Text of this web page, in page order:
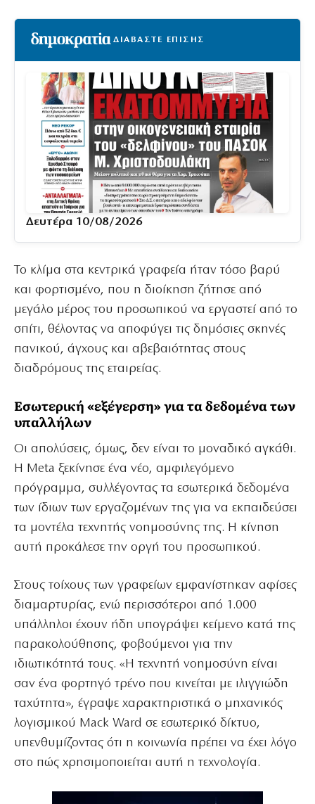
ΔΙΑΒΑΣΤΕ ΕΠΙΣΗΣ
Δευτέρα 10/08/2026
Το κλίμα στα κεντρικά γραφεία ήταν τόσο βαρύ
και φορτισμένο, που η διοίκηση ζήτησε από
μεγάλο μέρος του προσωπικού να εργαστεί από το
σπίτι, θέλοντας να αποφύγει τις δημόσιες σκηνές
πανικού, άγχους και αβεβαιότητας στους
διαδρόμους της εταιρείας.
Εσωτερική «εξέγερση» για τα δεδομένα των
υπαλλήλων
Οι απολύσεις, όμως, δεν είναι το μοναδικό αγκάθι.
Η Meta ξεκίνησε ένα νέο, αμφιλεγόμενο
πρόγραμμα, συλλέγοντας τα εσωτερικά δεδομένα
των ίδιων των εργαζομένων της για να εκπαιδεύσει
τα μοντέλα τεχνητής νοημοσύνης της. Η κίνηση
αυτή προκάλεσε την οργή του προσωπικού.
Στους τοίχους των γραφείων εμφανίστηκαν αφίσες
διαμαρτυρίας, ενώ περισσότεροι από 1.000
υπάλληλοι έχουν ήδη υπογράψει κείμενο κατά της
παρακολούθησης, φοβούμενοι για την
ιδιωτικότητά τους. «Η τεχνητή νοημοσύνη είναι
σαν ένα φορτηγό τρένο που κινείται με ιλιγγιώδη
ταχύτητα», έγραψε χαρακτηριστικά ο μηχανικός
λογισμικού Mack Ward σε εσωτερικό δίκτυο,
υπενθυμίζοντας ότι η κοινωνία πρέπει να έχει λόγο
στο πώς χρησιμοποιείται αυτή η τεχνολογία.